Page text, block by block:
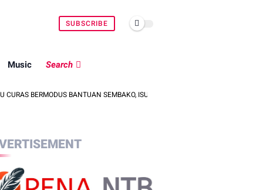
SUBSCRIBE
Music Search
BANTUAN SEMBAKO, ISU PENCULIKAN ANAK DIPASTIKAN HOAKS